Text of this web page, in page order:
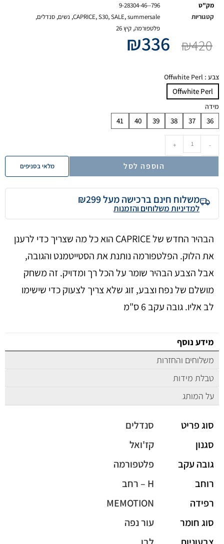
מק"ט
9-28304-46--796
קטגוריות
CAPRICE,S30,SALE,summersale
, נשים, סנדלים,
פלטפורמה, קיץ 26
₪420
₪336
צבע : Offwhite Perl
Offwhite Perl
מידה
36
37
38
39
40
41
-
+
הוספה לסל מלאי בסניפים
משלוח חינם ברכישה מעל ₪299
למדיניות משלוחים והזמנות
הבהיר החדש של CAPRICE הוא כל מה שצריך כדי לרענן
את הלוק. הפלטפורמה נותנת את הסטייטמנט והגובה,
אבל הצבע הבהיר שומר על הכל רך ומדויק. זה משחק
מושלם של נפח וצבע, זוג שלא צריך לצעוק כדי שישימו
לב אליו. גובה עקב 6 ס"מ
מידע נוסף
משלוחים והחזרות
טבלת מידות
על המותג
סוג פריט
סנדלים
סגנון
קז'ואל
גובה עקב
פלטפורמה
רוחב
H – רחב
רפידה
MEMOTION
סוג חומר
עור נפה